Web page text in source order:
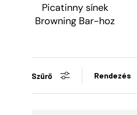
Picatinny sínek
Browning Bar-hoz
Szűrő Rendezés